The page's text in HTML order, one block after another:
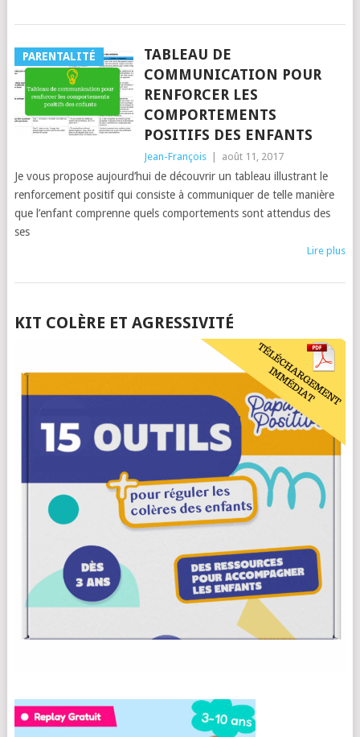
PARENTALITÉ
TABLEAU DE
COMMUNICATION POUR
RENFORCER LES
COMPORTEMENTS
POSITIFS DES ENFANTS
Jean-François août 11, 2017
Je vous propose aujourd’hui de découvrir un tableau illustrant le
renforcement positif qui consiste à communiquer de telle manière
que l’enfant comprenne quels comportements sont attendus des
ses
Lire plus
POSTS
KIT COLÈRE ET AGRESSIVITÉ